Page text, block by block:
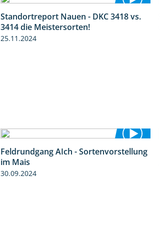
1:17
Standortreport Nauen - DKC 3418 vs.
3414 die Meistersorten!
25.11.2024
11:24
Feldrundgang AIch - Sortenvorstellung
im Mais
30.09.2024